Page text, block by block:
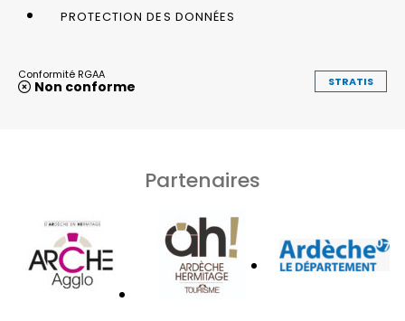
PROTECTION DES DONNÉES
Conformité RGAA
Non conforme STRATIS
Partenaires